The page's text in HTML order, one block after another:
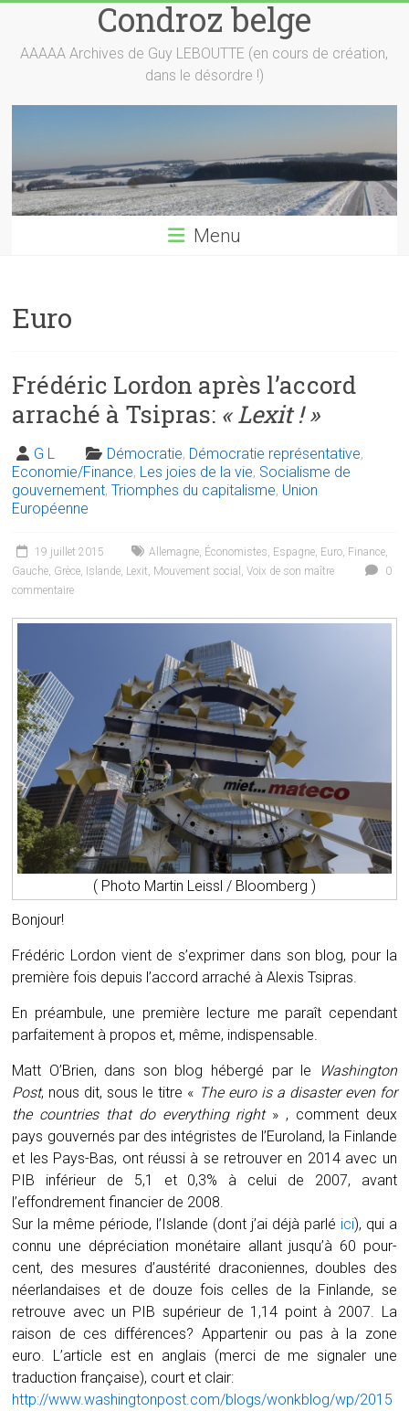
content
Condroz belge
AAAAA Archives de Guy LEBOUTTE (en cours de création,
dans le désordre !)
Menu
Euro
Frédéric Lordon après l’accord
arraché à Tsipras: « Lexit ! »
G L Démocratie, Démocratie représentative,
Economie/Finance, Les joies de la vie, Socialisme de
gouvernement,Triomphes du capitalisme, Union
Européenne
19 juillet 2015 Allemagne, Économistes, Espagne, Euro, Finance,
Gauche, Grèce, Islande, Lexit, Mouvement social ,Voix de son maître
0
commentaire
( Photo Martin Leissl / Bloomberg )
Bonjour!
Frédéric Lordon vient de s’exprimer dans son blog, pour la
première fois depuis l’accord arraché à Alexis Tsipras.
En préambule, une première lecture me paraît cependant
parfaitement à propos et, même, indispensable.
Matt O’Brien, dans son blog hébergé par le
Washington
Post, nous dit, sous le titre « The euro is a disaster even for
the countries that do everything right» , comment deux
pays gouvernés par des intégristes de l’Euroland, la Finlande
et les Pays-Bas, ont réussi à se retrouver en 2014 avec un
PIB inférieur de 5,1 et 0,3% à celui de 2007, avant
l’effondrement financier de 2008.
Sur la même période, l’Islande (dont j’ai déjà parlé ici), qui a
connu une dépréciation monétaire allant jusqu’à 60 pour-
cent, des mesures d’austérité draconiennes, doubles des
néerlandaises et de douze fois celles de la Finlande, se
retrouve avec un PIB supérieur de 1,14 point à 2007. La
raison de ces différences? Appartenir ou pas à la zone
euro. L’article est en anglais (merci de me signaler une
traduction française), court et clair:
http://www.washingtonpost.com/blogs/wonkblog/wp/2015